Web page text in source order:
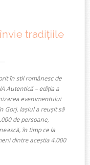
tradițiile
în stil românesc de
Autentică – ediția a
evenimentului
Gorj. Iașiul a reușit să
de persoane,
în timp ce la
dintre aceștia 4.000